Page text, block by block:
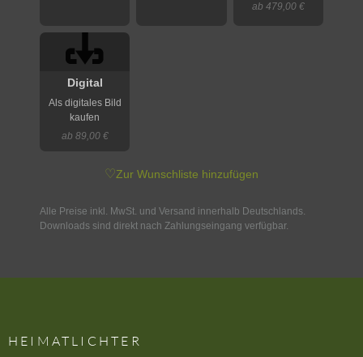
ab 479,00 €
Digital
Als digitales Bild
kaufen
ab 89,00 €
♡Zur Wunschliste hinzufügen
Alle Preise inkl. MwSt. und Versand innerhalb Deutschlands.
Downloads sind direkt nach Zahlungseingang verfügbar.
HEIMATLICHTER